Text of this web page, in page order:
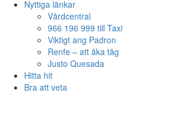
Nyttiga länkar
Vårdcentral
966 196 999 till Taxi
Viktigt ang Padron
Renfe – att åka tåg
Justo Quesada
Hitta hit
Bra att veta